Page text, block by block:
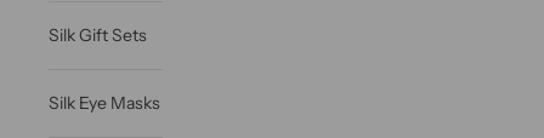
Silk Gift Sets
Silk Eye Masks